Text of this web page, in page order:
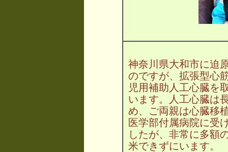
神奈川県大和市に迫
のですが、拡張型心
児用補助人工心臓を
います。人工心臓は
め、ご両親は心臓移
医学部付属病院に受
したが、非常に多額
米できずにいます。